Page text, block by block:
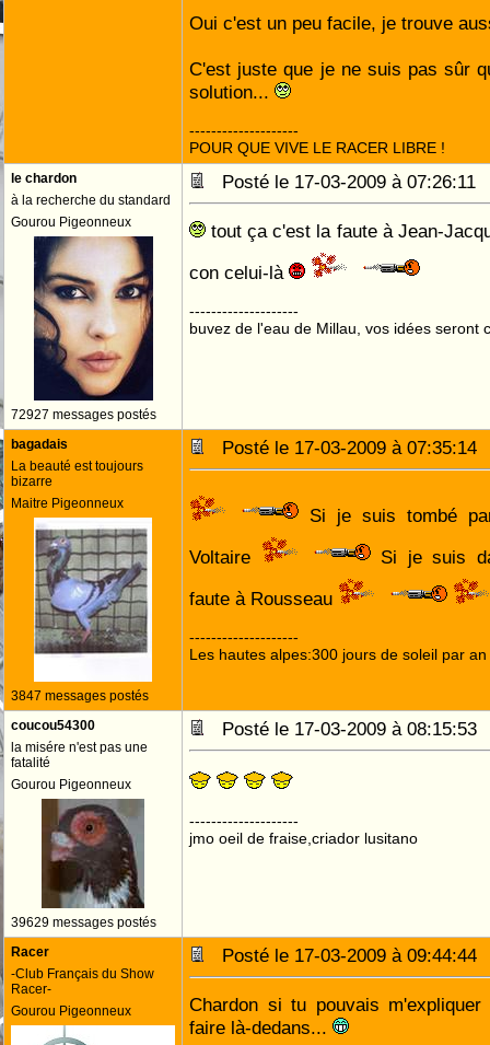
Oui c'est un peu facile, je trouve
C'est juste que je ne suis pas sûr
solution...
--------------------
POUR QUE VIVE LE RACER LIBRE !
le chardon
à la recherche du standard
Gourou Pigeonneux
72927 messages postés
Posté le 17-03-2009 à
tout ça c'est la faute à Jean-
con celui-là
--------------------
buvez de l'eau de Millau, vos idées seront
bagadais
La beauté est toujours
bizarre
Maitre Pigeonneux
3847 messages postés
Posté le 17-03-2009 à
Si je suis tombé
Voltaire
Si je suis
faute à Rousseau
--------------------
Les hautes alpes:300 jours de soleil par an
coucou54300
la misére n'est pas une
fatalité
Gourou Pigeonneux
39629 messages postés
Posté le 17-03-2009 à
--------------------
jmo oeil de fraise,criador lusitano
Racer
-Club Français du Show
Racer-
Gourou Pigeonneux
Posté le 17-03-2009 à
Chardon si tu pouvais
faire là-dedans...